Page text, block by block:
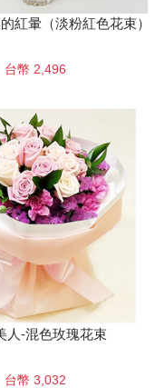
紅暈（淡粉紅色花束）
台幣 2,496
人-混色玫瑰花束
台幣 3,032